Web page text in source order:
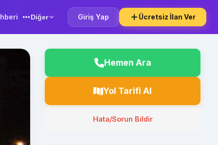
Diğer Giriş Yap Ücretsiz İlan Ver
Hemen Ara
Yol Tarifi Al
Hata/Sorun Bildir